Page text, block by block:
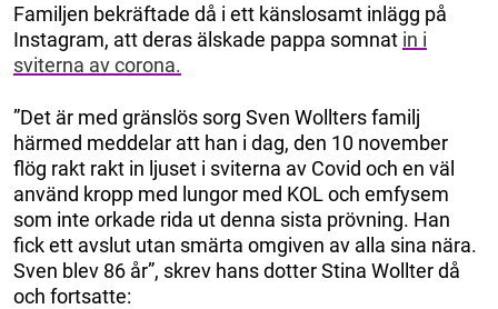
Familjen bekräftade då i ett känslosamt inlägg på
Instagram, att deras älskade pappa somnat in i
sviterna av corona.
”Det är med gränslös sorg Sven Wollters familj
härmed meddelar att han i dag, den 10 november
flög rakt rakt in ljuset i sviterna av Covid och en väl
använd kropp med lungor med KOL och emfysem
som inte orkade rida ut denna sista prövning. Han
fick ett avslut utan smärta omgiven av alla sina nära.
Sven blev 86 år”, skrev hans dotter Stina Wollter då
och fortsatte: